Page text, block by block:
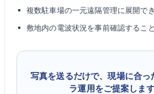
複数駐車場の一元遠隔管理に展開で
敷地内の電波状況を事前確認するこ
写真を送るだけで、現場に合っ
ラ運用をご提案しま